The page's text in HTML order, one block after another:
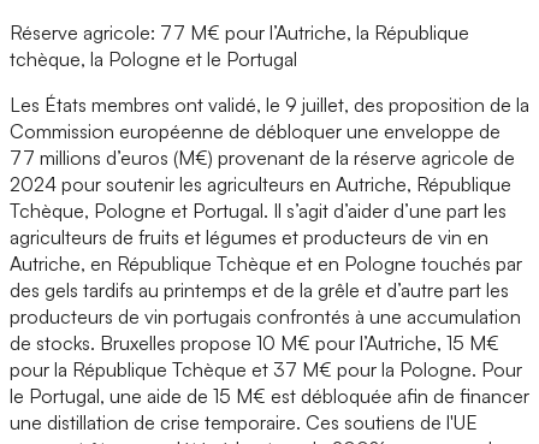
Réserve agricole: 77 M€ pour l’Autriche, la République
tchèque, la Pologne et le Portugal
Les États membres ont validé, le 9 juillet, des proposition de la
Commission européenne de débloquer une enveloppe de
77 millions d’euros (M€) provenant de la réserve agricole de
2024 pour soutenir les agriculteurs en Autriche, République
Tchèque, Pologne et Portugal. Il s’agit d’aider d’une part les
agriculteurs de fruits et légumes et producteurs de vin en
Autriche, en République Tchèque et en Pologne touchés par
des gels tardifs au printemps et de la grêle et d’autre part les
producteurs de vin portugais confrontés à une accumulation
de stocks. Bruxelles propose 10 M€ pour l’Autriche, 15 M€
pour la République Tchèque et 37 M€ pour la Pologne. Pour
le Portugal, une aide de 15 M€ est débloquée afin de financer
une distillation de crise temporaire. Ces soutiens de l'UE